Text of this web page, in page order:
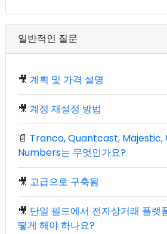
일반적인 질문
🎥 계획 및 가격 설명
🎥 계정 재설정 방법
📄 Tranco, Quantcast,
Numbers는 무엇인가요?
🎥 고급으로 구축됨
🎥 단일 필드에서 전자상거래 플랫
떻게 해야 하나요?